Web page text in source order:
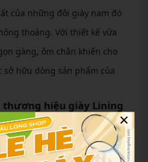
của những đôi giày nam đó
thoáng. Với thiết kế vừa
gàng, ôm chân khiến cho
hữu dòng sản phẩm của
hiệu giày Lining
hiệu thời trang thể thao uy
trong nhiều năm qua. Giày
×